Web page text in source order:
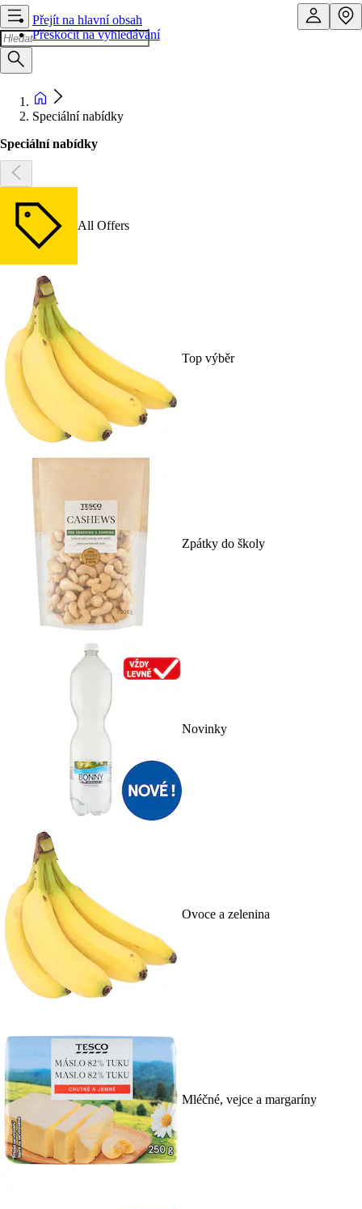
Přejít na hlavní obsah
Přeskočit na vyhledávání
Speciální nabídky
Speciální nabídky
All Offers
Top výběr
Zpátky do školy
Novinky
Ovoce a zelenina
Mléčné, vejce a margaríny